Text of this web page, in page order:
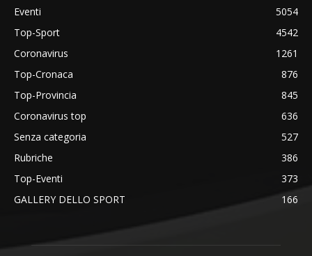
Eventi
5054
Top-Sport
4542
Coronavirus
1261
Top-Cronaca
876
Top-Provincia
845
Coronavirus top
636
Senza categoria
527
Rubriche
386
Top-Eventi
373
GALLERY DELLO SPORT
166